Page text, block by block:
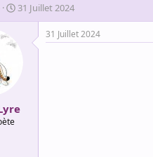
D
a
b
31 Juillet 2024
31 Juillet 2024